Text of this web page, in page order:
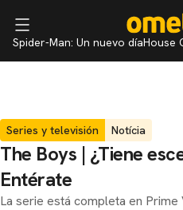
Spider-Man: Un nuevo díaHouse
Series y televisión Notícia
The Boys | ¿Tiene
Entérate
La serie está completa en Prime